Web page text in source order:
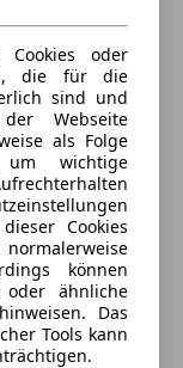
oder
die für die
sind und
Webseite
als Folge
um wichtige
Cookies
können
oder ähnliche
Das
Tools kann